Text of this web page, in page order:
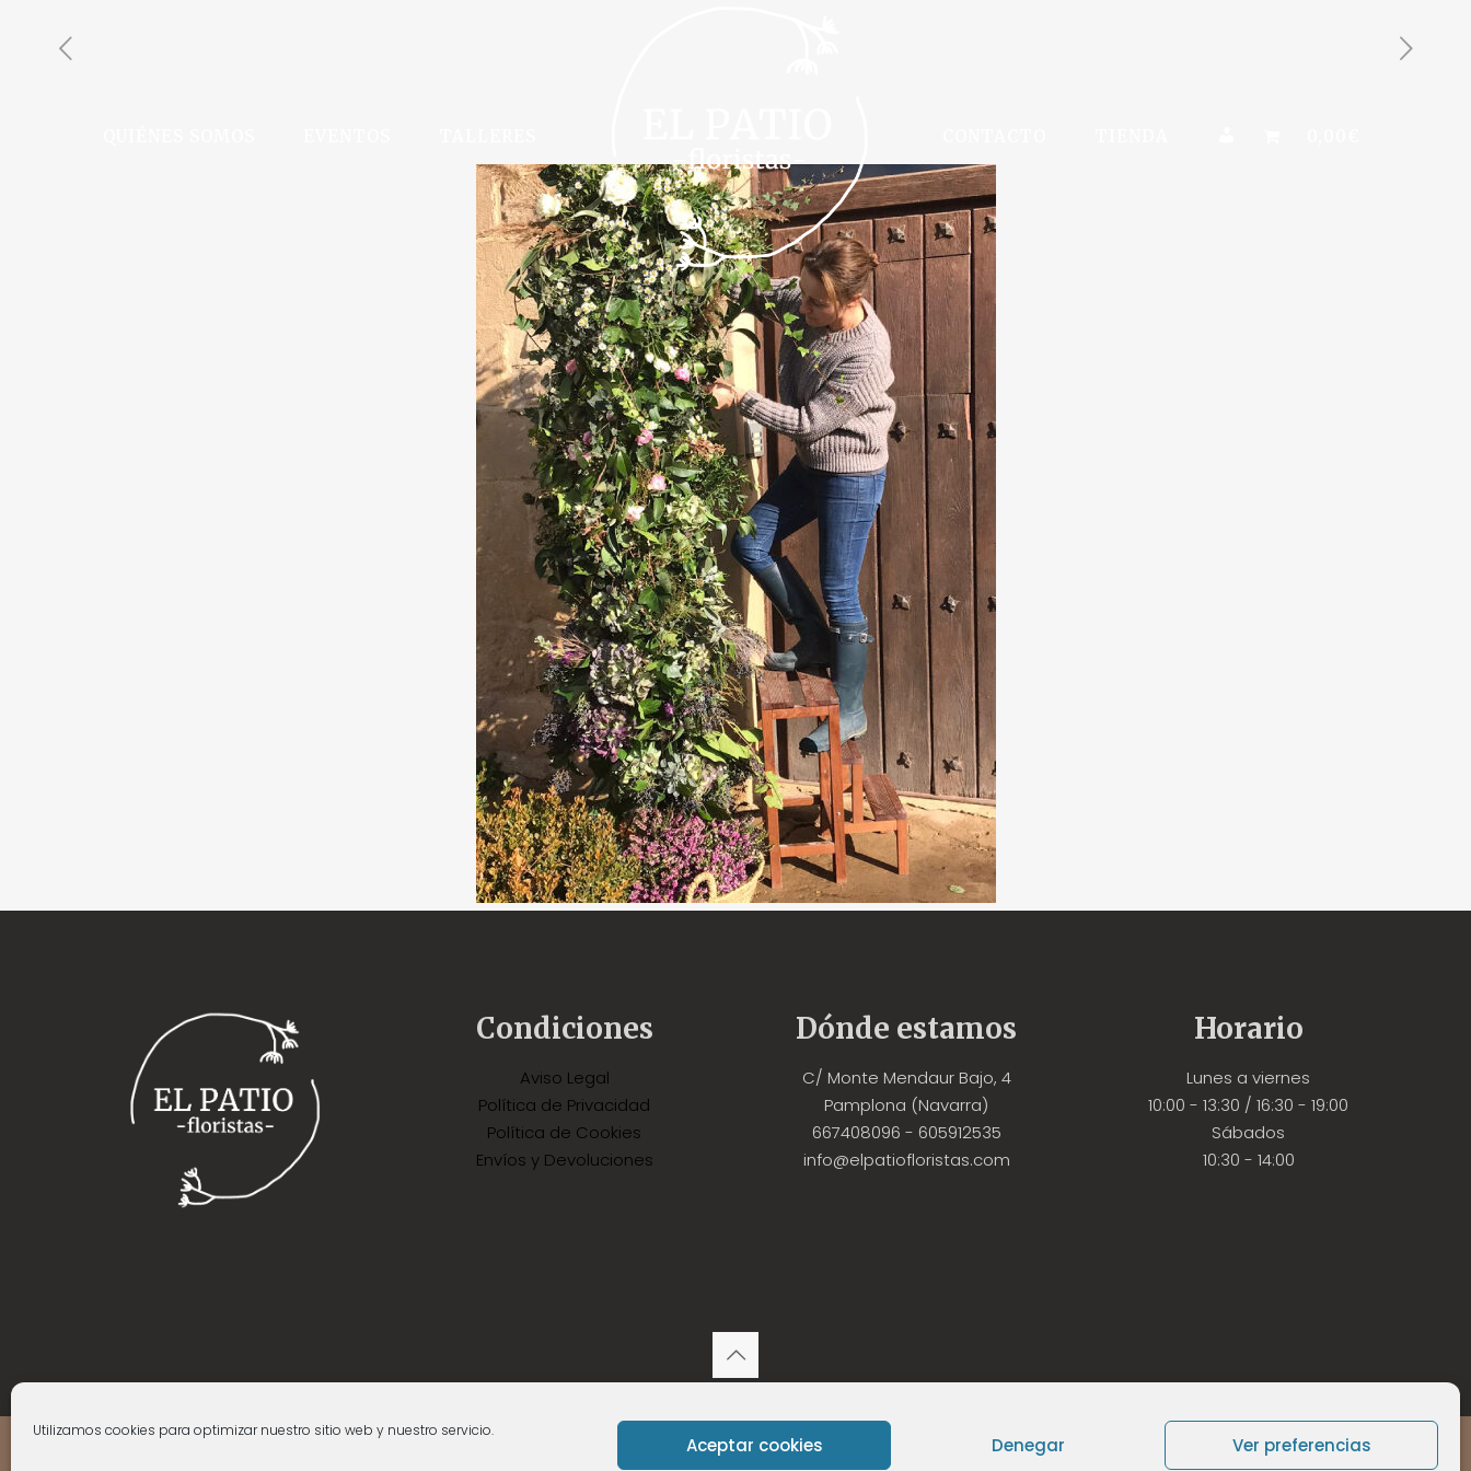
Utilizamos cookies para optimizar nuestro sitio web y nuestro servicio.
Aceptar cookies Denegar Ver preferencias
Condiciones
Aviso Legal
Política de Privacidad
Política de Cookies
Envíos y Devoluciones
Dónde estamos
C/ Monte Mendaur Bajo, 4
Pamplona (Navarra)
667408096 - 605912535
info@elpatiofloristas.com
Horario
Lunes a viernes
10:00 - 13:30 / 16:30 - 19:00
Sábados
10:30 - 14:00
@2021 El Patio Floristas - Diseño y desarrollo web ALME Branding y Marketing Digital